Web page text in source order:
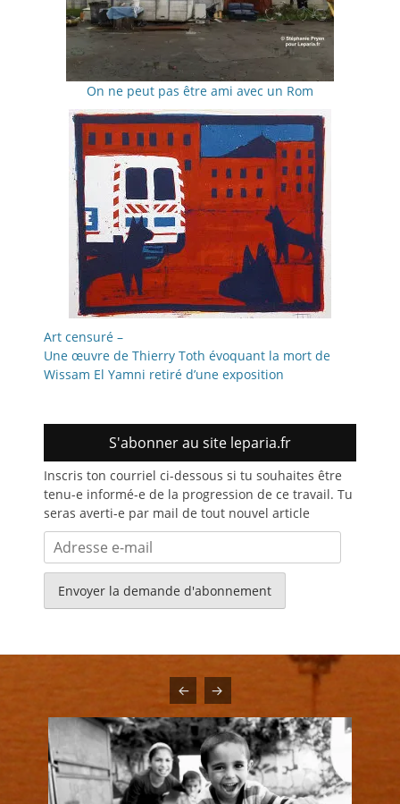
On ne peut pas être ami avec un Rom
Art censuré –
Une œuvre de Thierry Toth évoquant la mort de
Wissam El Yamni retiré d’une exposition
S'abonner au site leparia.fr
Inscris ton courriel ci-dessous si tu souhaites être
tenu-e informé-e de la progression de ce travail. Tu
seras averti-e par mail de tout nouvel article
Adresse
e-
mail